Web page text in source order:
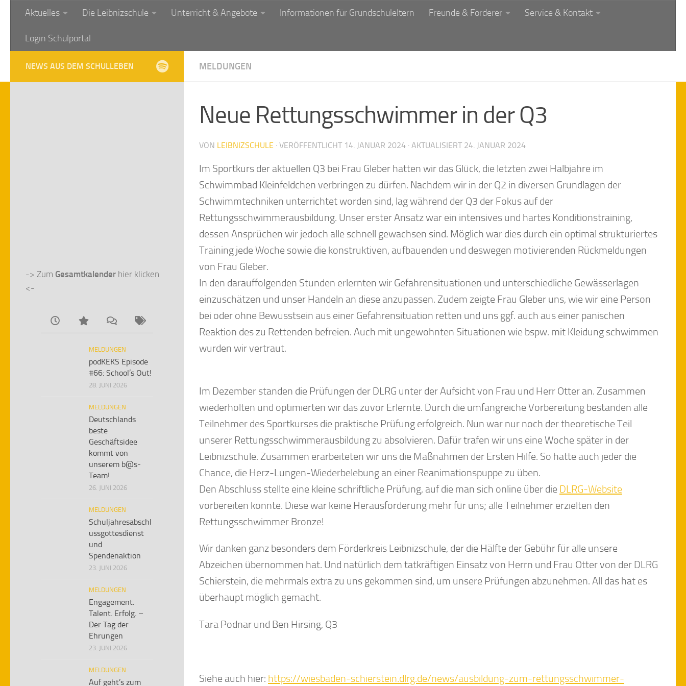
Zum Inhalt springen
Aktuelles Die Leibnizschule Unterricht & Angebote Informationen für Grundschuleltern Freunde & Förderer Service & Kontakt
Login Schulportal
MELDUNGEN
Neue Rettungsschwimmer in der Q3
VON LEIBNIZSCHULE · VERÖFFENTLICHT 14. JANUAR 2024 · AKTUALISIERT 24. JANUAR 2024
Im Sportkurs der aktuellen Q3 bei Frau Gleber hatten wir das Glück, die letzten zwei Halbjahre im
Schwimmbad Kleinfeldchen verbringen zu dürfen. Nachdem wir in der Q2 in diversen Grundlagen der
Schwimmtechniken unterrichtet worden sind, lag während der Q3 der Fokus auf der
Rettungsschwimmerausbildung. Unser erster Ansatz war ein intensives und hartes Konditionstraining,
dessen Ansprüchen wir jedoch alle schnell gewachsen sind. Möglich war dies durch ein optimal strukturiertes
Training jede Woche sowie die konstruktiven, aufbauenden und deswegen motivierenden Rückmeldungen
von Frau Gleber.
In den darauffolgenden Stunden erlernten wir Gefahrensituationen und unterschiedliche Gewässerlagen
einzuschätzen und unser Handeln an diese anzupassen. Zudem zeigte Frau Gleber uns, wie wir eine Person
bei oder ohne Bewusstsein aus einer Gefahrensituation retten und uns ggf. auch aus einer panischen
Reaktion des zu Rettenden befreien. Auch mit ungewohnten Situationen wie bspw. mit Kleidung schwimmen
wurden wir vertraut.
Im Dezember standen die Prüfungen der DLRG unter der Aufsicht von Frau und Herr Otter an. Zusammen
wiederholten und optimierten wir das zuvor Erlernte. Durch die umfangreiche Vorbereitung bestanden alle
Teilnehmer des Sportkurses die praktische Prüfung erfolgreich. Nun war nur noch der theoretische Teil
unserer Rettungsschwimmerausbildung zu absolvieren. Dafür trafen wir uns eine Woche später in der
Leibnizschule. Zusammen erarbeiteten wir uns die Maßnahmen der Ersten Hilfe. So hatte auch jeder die
Chance, die Herz-Lungen-Wiederbelebung an einer Reanimationspuppe zu üben.
Den Abschluss stellte eine kleine schriftliche Prüfung, auf die man sich online über die DLRG-Website
vorbereiten konnte. Diese war keine Herausforderung mehr für uns; alle Teilnehmer erzielten den
Rettungsschwimmer Bronze!
Wir danken ganz besonders dem Förderkreis Leibnizschule, der die Hälfte der Gebühr für alle unsere
Abzeichen übernommen hat. Und natürlich dem tatkräftigen Einsatz von Herrn und Frau Otter von der DLRG
Schierstein, die mehrmals extra zu uns gekommen sind, um unsere Prüfungen abzunehmen. All das hat es
überhaupt möglich gemacht.
Tara Podnar und Ben Hirsing, Q3
Siehe auch hier: https://wiesbaden-schierstein.dlrg.de/news/ausbildung-zum-rettungsschwimmer-
NEWS AUS DEM SCHULLEBEN
-> Zum Gesamtkalender hier klicken
<-
MELDUNGEN
podKEKS Episode
#66: School’s Out!
28. JUNI 2026
MELDUNGEN
Deutschlands
beste
Geschäftsidee
kommt von
unserem b@s-
Team!
26. JUNI 2026
MELDUNGEN
Schuljahresabschl
ussgottesdienst
und
Spendenaktion
23. JUNI 2026
MELDUNGEN
Engagement.
Talent. Erfolg. –
Der Tag der
Ehrungen
23. JUNI 2026
MELDUNGEN
Auf geht’s zum